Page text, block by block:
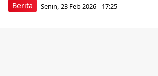
Berita Senin, 23 Feb 2026 - 17:25